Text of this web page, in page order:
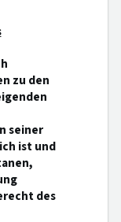
zu den
seiner
ist und
des